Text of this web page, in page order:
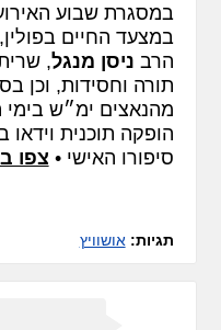
במסגרת שבוע
במצעד החיים
הרב ניסן מנגל,
תורה וחסידות, וכן
מהנאצים ימ״ש
הופקה תוכנית
סיפורו האישי • צפו
תגיות:אושוויץ